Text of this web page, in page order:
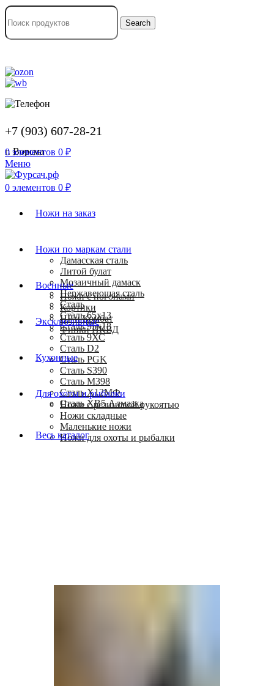
Search
+7 (903) 607-28-21
г. Ворсма
0 элементов 0 ₽
Меню
0 элементов 0 ₽
Ножи на заказ
Ножи по маркам стали
Дамасская сталь
Литой булат
Мозаичный дамаск
Нержавеющая сталь
Сталь
Сталь 65х13
Сталь 95х18
Сталь 9ХС
Сталь D2
Сталь PGK
Сталь S390
Сталь M398
Сталь Х12МФ
Сталь ХВ5 Алмазка
Военные
Ножи с погонами
Кортики
HP и Комбат
Финки НКВД
Эксклюзивные
Кухонные
Для охоты и рыбалки
Ножи с резиновой рукоятью
Ножи складные
Маленькие ножи
Ножи для охоты и рыбалки
Весь каталог